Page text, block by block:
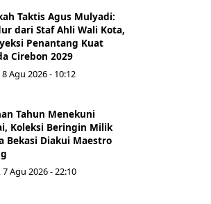
Taktis Agus Mulyadi:
dari Staf Ahli Wali Kota,
Penantang Kuat
Cirebon 2029
Agu 2026 - 10:12
Tahun Menekuni
Koleksi Beringin Milik
Bekasi Diakui Maestro
7 Agu 2026 - 22:10